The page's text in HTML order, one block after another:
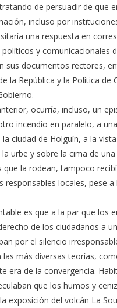
de persuadir de que
incluso por
una respuesta en
y comunicacionales
sus documentos rectores,
la República y la Política de
ocurría, incluso, un
incendio en paralelo, a
ciudad de Holguín, a la
urbe y sobre la cima de
que la rodean, tampoco
responsables locales, pese a
es que a la par que los
de los ciudadanos a
por el silencio
las más diversas teorías,
era de la convergencia.
que los humos y
exposición del volcán La